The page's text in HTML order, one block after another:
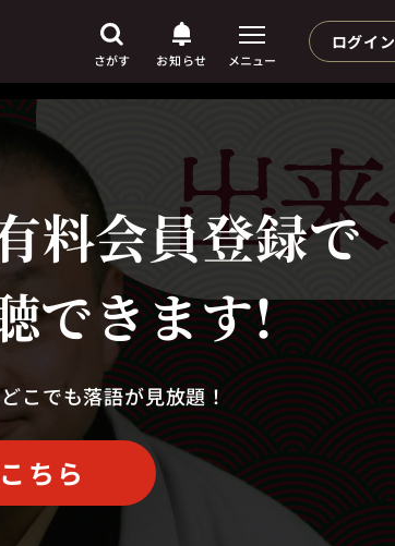
さがす お知らせ メニュー
ログイン
料会員登録で
できます!
こでも落語が見放題！
ちら